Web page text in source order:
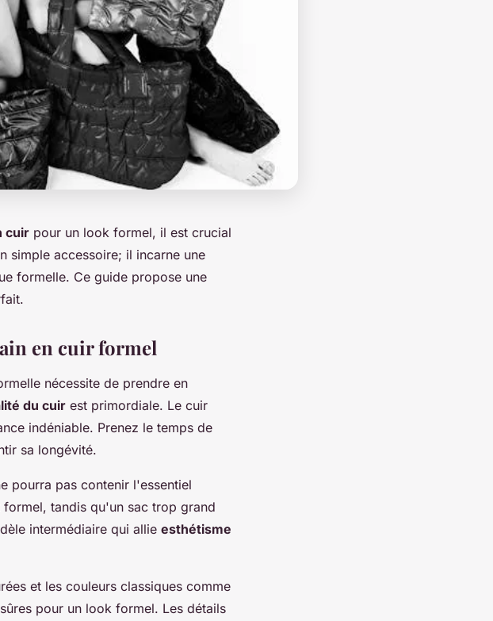
cuir pour un look formel, il est crucial
simple accessoire; il incarne une
formelle. Ce guide propose une
en cuir formel
nécessite de prendre en
du cuir est primordiale. Le cuir
indéniable. Prenez le temps de
sa longévité.
pourra pas contenir l'essentiel
formel, tandis qu'un sac trop grand
intermédiaire qui allie esthétisme
et les couleurs classiques comme
pour un look formel. Les détails